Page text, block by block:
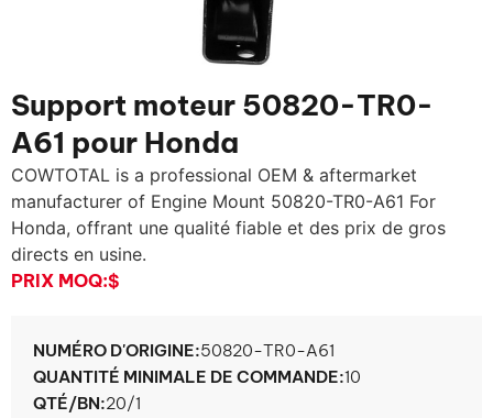
Support moteur 50820-TR0-
A61 pour Honda
COWTOTAL is a professional OEM & aftermarket
manufacturer of Engine Mount 50820-TR0-A61 For
Honda, offrant une qualité fiable et des prix de gros
directs en usine.
PRIX ​​MOQ:$
NUMÉRO D'ORIGINE:50820-TR0-A61
QUANTITÉ MINIMALE DE COMMANDE:10
QTÉ/BN:20/1